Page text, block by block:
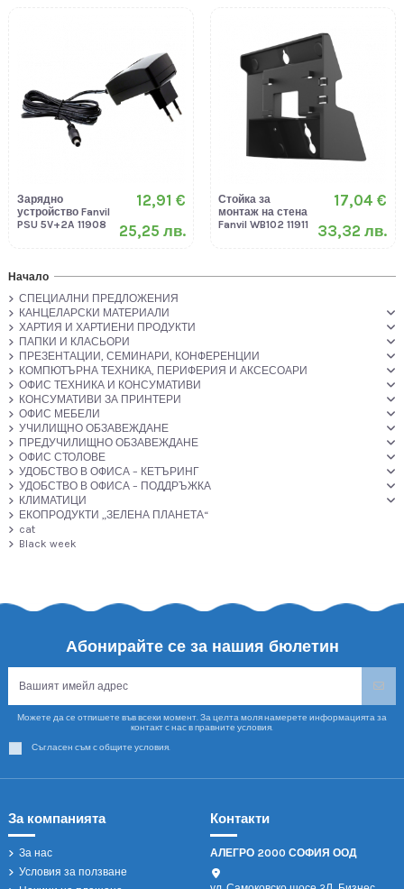
Зарядно
устройство Fanvil
PSU 5V+2A 11908
12,91 €
25,25 лв.
Стойка за
монтаж на стена
Fanvil WB102 11911
17,04 €
33,32 лв.
Начало
СПЕЦИАЛНИ ПРЕДЛОЖЕНИЯ
КАНЦЕЛАРСКИ МАТЕРИАЛИ
ХАРТИЯ И ХАРТИЕНИ ПРОДУКТИ
ПАПКИ И КЛАСЬОРИ
ПРЕЗЕНТАЦИИ, СЕМИНАРИ, КОНФЕРЕНЦИИ
КОМПЮТЪРНА ТЕХНИКА, ПЕРИФЕРИЯ И АКСЕСОАРИ
ОФИС ТЕХНИКА И КОНСУМАТИВИ
КОНСУМАТИВИ ЗА ПРИНТЕРИ
ОФИС МЕБЕЛИ
УЧИЛИЩНО ОБЗАВЕЖДАНЕ
ПРЕДУЧИЛИЩНО ОБЗАВЕЖДАНЕ
ОФИС СТОЛОВЕ
УДОБСТВО В ОФИСА – КЕТЪРИНГ
УДОБСТВО В ОФИСА – ПОДДРЪЖКА
КЛИМАТИЦИ
ЕКОПРОДУКТИ „ЗЕЛЕНА ПЛАНЕТА“
cat
Black week
Абонирайте се за нашия бюлетин
Можете да се отпишете във всеки момент. За целта моля намерете информацията за
контакт с нас в правните условия.
Съгласен съм с общите условия.
За компанията
За нас
Условия за ползване
Контакти
АЛЕГРО 2000 СОФИЯ ООД